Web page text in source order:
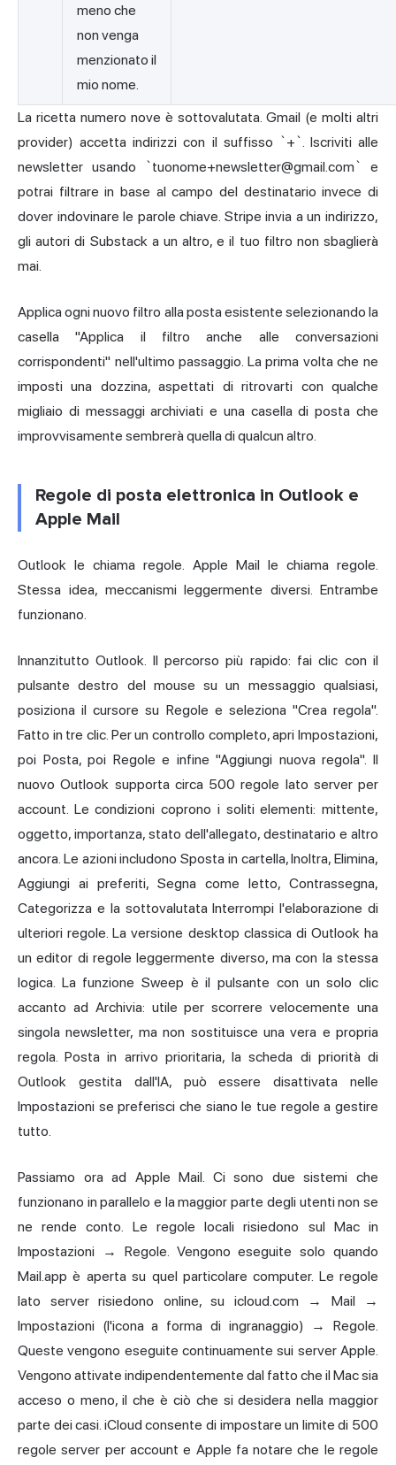
meno che
non venga
menzionato il
mio nome.
La ricetta numero nove è sottovalutata. Gmail (e molti altri
provider) accetta indirizzi con il suffisso `+`. Iscriviti alle
newsletter usando `tuonome+newsletter@gmail.com` e
potrai filtrare in base al campo del destinatario invece di
dover indovinare le parole chiave. Stripe invia a un indirizzo,
gli autori di Substack a un altro, e il tuo filtro non sbaglierà
mai.
Applica ogni nuovo filtro alla posta esistente selezionando la
casella "Applica il filtro anche alle conversazioni
corrispondenti" nell'ultimo passaggio. La prima volta che ne
imposti una dozzina, aspettati di ritrovarti con qualche
migliaio di messaggi archiviati e una casella di posta che
improvvisamente sembrerà quella di qualcun altro.
Regole di posta elettronica in Outlook e
Apple Mail
Outlook le chiama regole. Apple Mail le chiama regole.
Stessa idea, meccanismi leggermente diversi. Entrambe
funzionano.
Innanzitutto Outlook. Il percorso più rapido: fai clic con il
pulsante destro del mouse su un messaggio qualsiasi,
posiziona il cursore su Regole e seleziona "Crea regola".
Fatto in tre clic. Per un controllo completo, apri Impostazioni,
poi Posta, poi Regole e infine "Aggiungi nuova regola". Il
nuovo Outlook supporta circa 500 regole lato server per
account. Le condizioni coprono i soliti elementi: mittente,
oggetto, importanza, stato dell'allegato, destinatario e altro
ancora. Le azioni includono Sposta in cartella, Inoltra, Elimina,
Aggiungi ai preferiti, Segna come letto, Contrassegna,
Categorizza e la sottovalutata Interrompi l'elaborazione di
ulteriori regole. La versione desktop classica di Outlook ha
un editor di regole leggermente diverso, ma con la stessa
logica. La funzione Sweep è il pulsante con un solo clic
accanto ad Archivia: utile per scorrere velocemente una
singola newsletter, ma non sostituisce una vera e propria
regola. Posta in arrivo prioritaria, la scheda di priorità di
Outlook gestita dall'IA, può essere disattivata nelle
Impostazioni se preferisci che siano le tue regole a gestire
tutto.
Passiamo ora ad Apple Mail. Ci sono due sistemi che
funzionano in parallelo e la maggior parte degli utenti non se
ne rende conto. Le regole locali risiedono sul Mac in
Impostazioni → Regole. Vengono eseguite solo quando
Mail.app è aperta su quel particolare computer. Le regole
lato server risiedono online, su icloud.com → Mail →
Impostazioni (l'icona a forma di ingranaggio) → Regole.
Queste vengono eseguite continuamente sui server Apple.
Vengono attivate indipendentemente dal fatto che il Mac sia
acceso o meno, il che è ciò che si desidera nella maggior
parte dei casi. iCloud consente di impostare un limite di 500
regole server per account e Apple fa notare che le regole